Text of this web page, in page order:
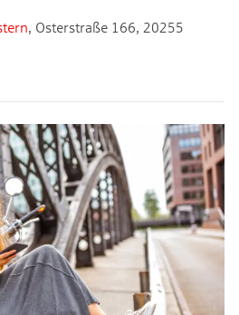
, Osterstraße 166, 20255